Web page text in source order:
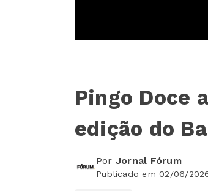
Pingo Doce
edição do
Por Jornal Fórum
Publicado em 02/06/